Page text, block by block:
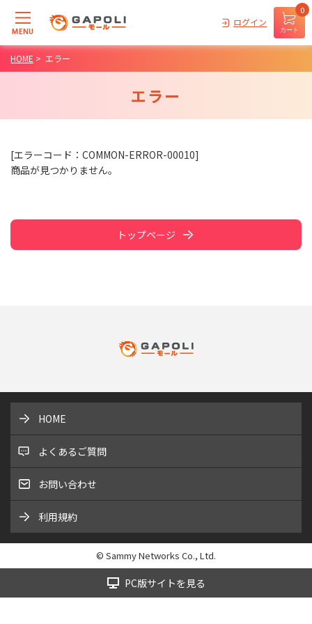
MENU
ログイン
カート
0
HOME > エラー
エラー
[エラーコード：COMMON-ERROR-00010]
商品が見つかりません。
トップページ
HOME
よくあるご質問
お問い合わせ
利用規約
© Sammy Networks Co., Ltd.
PC版サイトを見る